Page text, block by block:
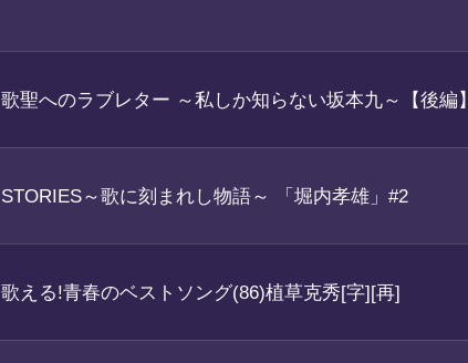
歌聖へのラブレター ～私しか知らない坂本九～【後編】
STORIES～歌に刻まれし物語～ 「堀内孝雄」#2
歌える!青春のベストソング(86)植草克秀[字][再]